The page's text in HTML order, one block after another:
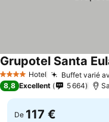
4 Étoiles Hotel Buffet varié
Grupotel Santa
8,8 Excellent 5 664
De 117 €